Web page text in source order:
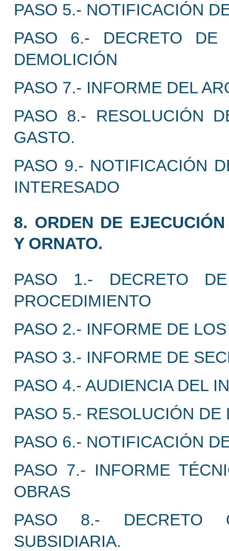
PASO 5.- NOTIFICACIÓN
PASO 6.- DECRETO DE
DEMOLICIÓN
PASO 7.- INFORME DEL
PASO 8.- RESOLUCIÓN
GASTO.
PASO 9.- NOTIFICACIÓN
INTERESADO
8. ORDEN DE
Y ORNATO.
PASO 1.- DECRETO
PROCEDIMIENTO
PASO 2.- INFORME DE
PASO 3.- INFORME DE
PASO 4.- AUDIENCIA DEL
PASO 5.- RESOLUCIÓN DE
PASO 6.- NOTIFICACIÓN
PASO 7.- INFORME
OBRAS
PASO 8.- DECRETO
SUBSIDIARIA.